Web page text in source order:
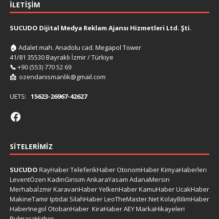
İLETIŞIM
SUCUDO Dijital Medya Reklam Ajansı Hizmetleri Ltd. Şti.
🏠 Adalet mah. Anadolu cad. Megapol Tower
41/81 35530 Bayraklı İzmir / Türkiye
📞 +90 (553) 770 52 69
📩 ozendanismanlik@gmail.com
UETS: 15623-26967-42627
SITELERIMIZ
SUCUDO RayHaberTeleferikHaber OtonomHaberKimyaHaberleri
LeventÖzen KadinGirisim AnkaraYasam AdanaMersin
MerhabaİzmirKaravanHaberYelkenHaberKamuHaberUcakHaber
MakineTamirIptidai SilahHaberLeoTheMaster.NetKolayBilimHaber
HaberInegol OtobanHaber KiraHaberAEYMarkaHikayeleri